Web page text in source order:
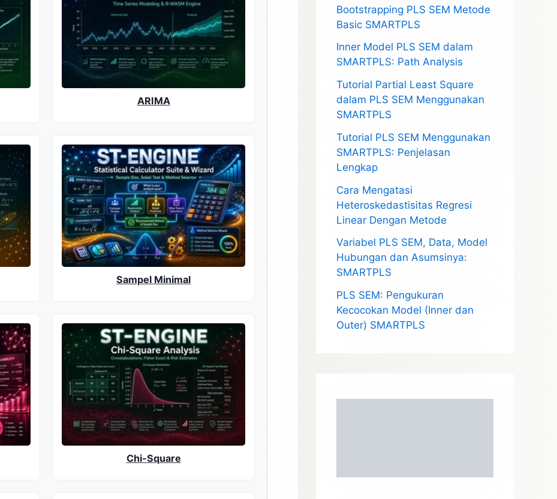
ARIMA
Sampel Minimal
Chi-Square
Bootstrapping PLS SEM Metode
Basic SMARTPLS
Inner Model PLS SEM dalam
SMARTPLS: Path Analysis
Tutorial Partial Least Square
dalam PLS SEM Menggunakan
SMARTPLS
Tutorial PLS SEM Menggunakan
SMARTPLS: Penjelasan
Lengkap
Cara Mengatasi
Heteroskedastisitas Regresi
Linear Dengan Metode
Variabel PLS SEM, Data, Model
Hubungan dan Asumsinya:
SMARTPLS
PLS SEM: Pengukuran
Kecocokan Model (Inner dan
Outer) SMARTPLS